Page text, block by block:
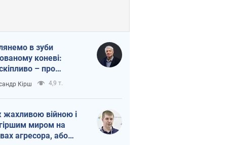
в зуби
коневі:
– про
Україні
Кірш 4,9 т.
жахливою війною і
миром на
агресора, або